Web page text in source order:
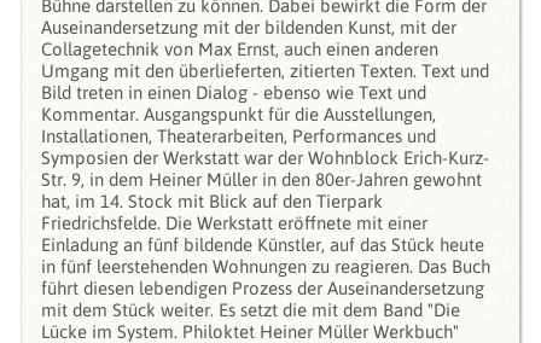
Bühne darstellen zu können. Dabei bewirkt die Form der
Auseinandersetzung mit der bildenden Kunst, mit der
Collagetechnik von Max Ernst, auch einen anderen
Umgang mit den überlieferten, zitierten Texten. Text und
Bild treten in einen Dialog - ebenso wie Text und
Kommentar. Ausgangspunkt für die Ausstellungen,
Installationen, Theaterarbeiten, Performances und
Symposien der Werkstatt war der Wohnblock Erich-Kurz-
Str. 9, in dem Heiner Müller in den 80er-Jahren gewohnt
hat, im 14. Stock mit Blick auf den Tierpark
Friedrichsfelde. Die Werkstatt eröffnete mit einer
Einladung an fünf bildende Künstler, auf das Stück heute
in fünf leerstehenden Wohnungen zu reagieren. Das Buch
führt diesen lebendigen Prozess der Auseinandersetzung
mit dem Stück weiter. Es setzt die mit dem Band "Die
Lücke im System. Philoktet Heiner Müller Werkbuch"